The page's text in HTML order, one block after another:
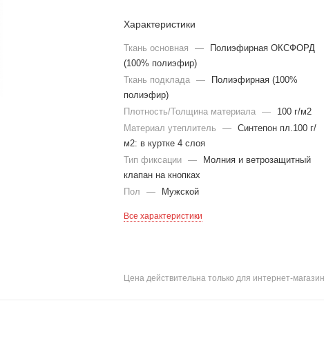
Характеристики
Ткань основная —
Полиэфирная ОКСФОРД
(100% полиэфир)
Ткань подклада
—
Полиэфирная (100%
полиэфир)
Плотность/Толщина материала
—
100 г/м2
Материал утеплитель
—
Синтепон пл.100 г/
м2: в куртке 4 слоя
Тип фиксации
—
Молния и ветрозащитный
клапан на кнопках
Пол
— Мужской
Все характеристики
Цена действительна только для интернет-